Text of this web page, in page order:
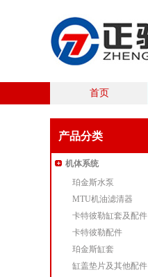
首页
产品分类
机体系统
珀金斯水泵
MTU机油滤清器
卡特彼勒缸套及配件
卡特彼勒配件
珀金斯缸套
缸盖垫片及其他配件